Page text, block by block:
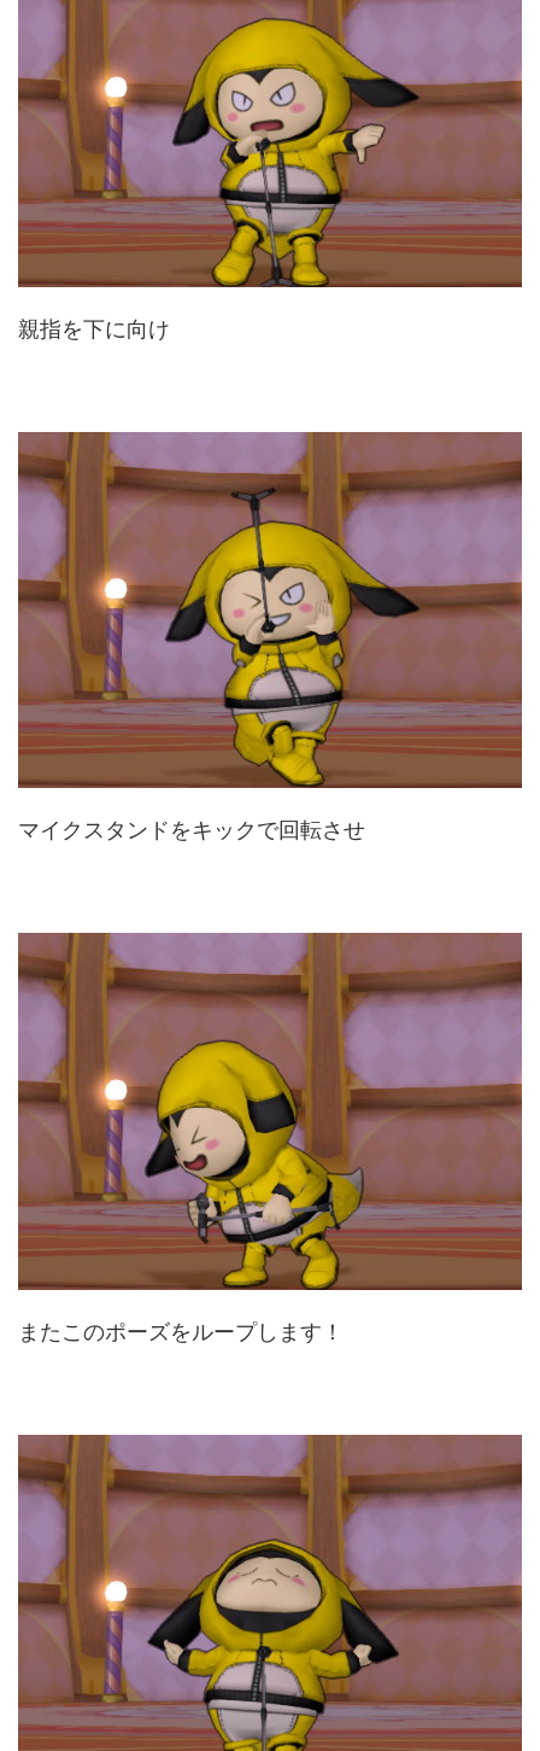
親指を下に向け
マイクスタンドをキックで回転させ
またこのポーズをループします！